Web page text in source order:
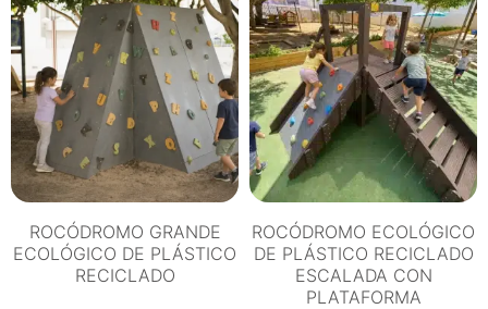
ROCÓDROMO GRANDE
ECOLÓGICO DE PLÁSTICO
RECICLADO
ROCÓDROMO ECOLÓGICO
DE PLÁSTICO RECICLADO
ESCALADA CON
PLATAFORMA